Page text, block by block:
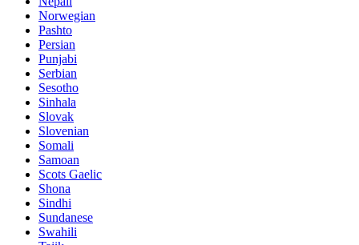
Norwegian
Pashto
Persian
Punjabi
Serbian
Sesotho
Sinhala
Slovak
Slovenian
Somali
Samoan
Scots Gaelic
Shona
Sindhi
Sundanese
Swahili